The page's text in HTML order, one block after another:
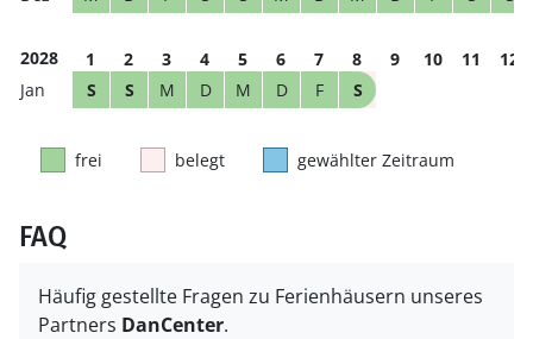
2028 1 2 3 4 5 6 7 8 9 10 11
12
S
S M D M D F S
frei belegt gewählter Zeitraum
FAQ
Häufig gestellte Fragen zu Ferienhäusern unseres
Partners DanCenter.